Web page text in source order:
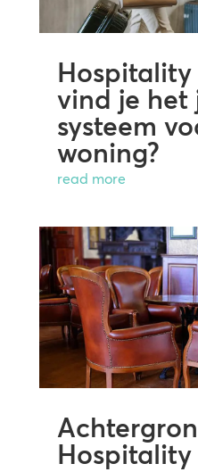
Hospitality
vind je het
systeem
woning?
read more
Hospitality